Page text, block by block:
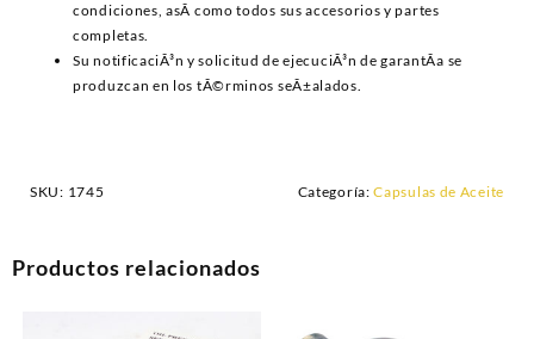
condiciones, asÃ­ como todos sus accesorios y partes
completas.
Su notificaciÃ³n y solicitud de ejecuciÃ³n de garantÃ­a se
produzcan en los tÃ©rminos seÃ±alados.
SKU: 1745 Categoría:Capsulas de Aceite
Productos relacionados